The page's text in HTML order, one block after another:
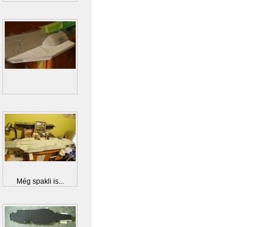
Még spakli is...